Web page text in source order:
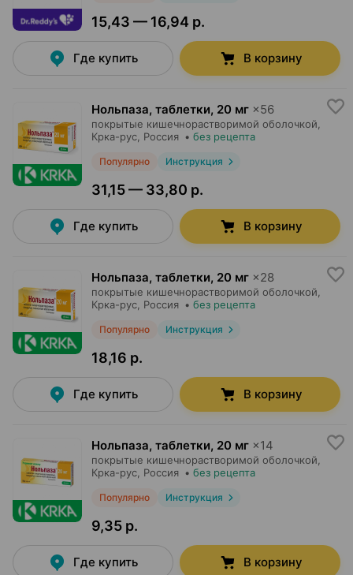
15,43 — 16,94 р.
Где купить В корзину
Нольпаза, таблетки, 20 мг ×56
покрытые кишечнорастворимой оболочкой,
Крка-рус , Россия • без рецепта
Популярно Инструкция
31,15 — 33,80 р.
Где купить В корзину
Нольпаза, таблетки, 20 мг ×28
покрытые кишечнорастворимой оболочкой,
Крка-рус , Россия • без рецепта
Популярно Инструкция
18,16 р.
Где купить В корзину
Нольпаза, таблетки, 20 мг ×14
покрытые кишечнорастворимой оболочкой,
Крка-рус , Россия • без рецепта
Популярно Инструкция
9,35 р.
Где купить В корзину